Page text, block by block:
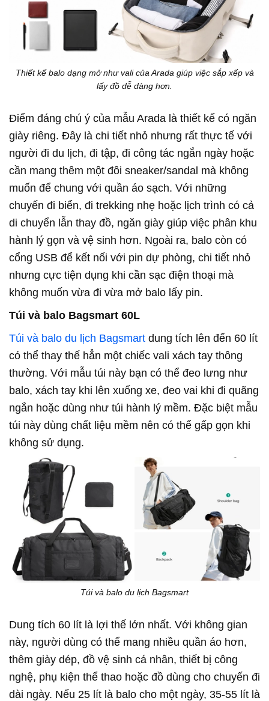
Thiết kế balo dạng mở như vali của Arada giúp việc sắp xếp và
lấy đồ dễ dàng hơn.
Điểm đáng chú ý của mẫu Arada là thiết kế có ngăn
giày riêng. Đây là chi tiết nhỏ nhưng rất thực tế với
người đi du lịch, đi tập, đi công tác ngắn ngày hoặc
cần mang thêm một đôi sneaker/sandal mà không
muốn để chung với quần áo sạch. Với những
chuyến đi biển, đi trekking nhẹ hoặc lịch trình có cả
di chuyển lẫn thay đồ, ngăn giày giúp việc phân khu
hành lý gọn và vệ sinh hơn. Ngoài ra, balo còn có
cổng USB để kết nối với pin dự phòng, chi tiết nhỏ
nhưng cực tiện dụng khi cần sạc điện thoại mà
không muốn vừa đi vừa mở balo lấy pin.
Túi và balo Bagsmart 60L
Túi và balo du lịch Bagsmart dung tích lên đến 60 lít
có thể thay thế hẳn một chiếc vali xách tay thông
thường. Với mẫu túi này bạn có thể đeo lưng như
balo, xách tay khi lên xuống xe, đeo vai khi đi quãng
ngắn hoặc dùng như túi hành lý mềm. Đặc biệt mẫu
túi này dùng chất liệu mềm nên có thể gấp gọn khi
không sử dụng.
Túi và balo du lịch Bagsmart
Dung tích 60 lít là lợi thế lớn nhất. Với không gian
này, người dùng có thể mang nhiều quần áo hơn,
thêm giày dép, đồ vệ sinh cá nhân, thiết bị công
nghệ, phụ kiện thể thao hoặc đồ dùng cho chuyến đi
dài ngày. Nếu 25 lít là balo cho một ngày, 35-55 lít là